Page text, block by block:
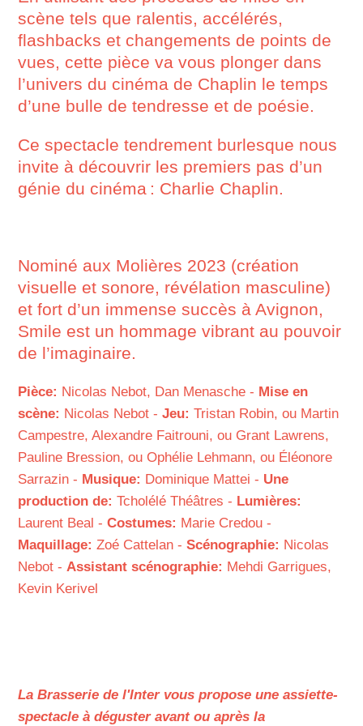
scène tels que ralentis, accélérés,
flashbacks et changements de points de
vues, cette pièce va vous plonger dans
l’univers du cinéma de Chaplin le temps
d’une bulle de tendresse et de poésie.
Ce spectacle tendrement burlesque nous
invite à découvrir les premiers pas d’un
génie du cinéma : Charlie Chaplin.
Nominé aux Molières 2023 (création
visuelle et sonore, révélation masculine)
et fort d’un immense succès à Avignon,
Smile est un hommage vibrant au pouvoir
de l’imaginaire.
Pièce: Nicolas Nebot, Dan Menasche - Mise en
scène: Nicolas Nebot -Jeu:Tristan Robin, ou Martin
Campestre, Alexandre Faitrouni, ou Grant Lawrens,
Pauline Bression, ou Ophélie Lehmann, ou Éléonore
Sarrazin - Musique: Dominique Mattei - Une
production de:Tcholélé Théâtres - Lumières:
Laurent Beal -Costumes: Marie Credou -
Maquillage:Zoé Cattelan -Scénographie: Nicolas
Nebot -Assistant scénographie: Mehdi Garrigues,
Kevin Kerivel
La Brasserie de l'Inter vous propose une assiette-
spectacle à déguster avant ou après la